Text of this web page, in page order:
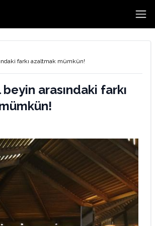
farkı azaltmak mümkün!
arasındaki farkı